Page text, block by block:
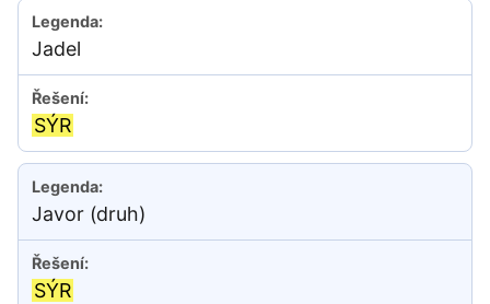
Jadel
SÝR
Javor (druh)
SÝR